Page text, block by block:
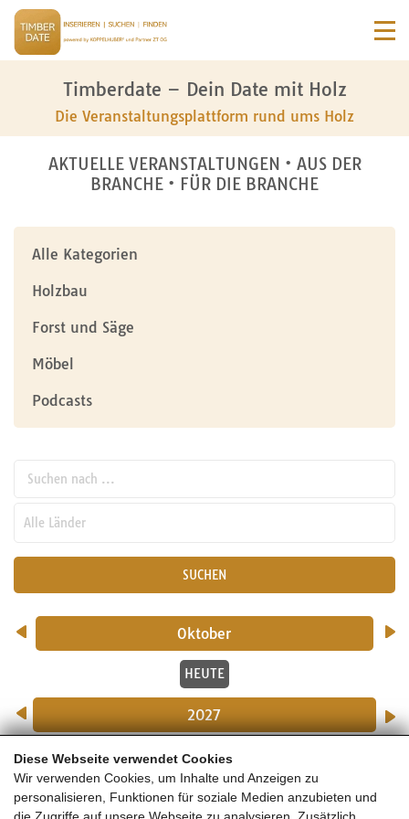
Diese Webseite verwendet Cookies
Wir verwenden Cookies, um Inhalte und Anzeigen zu
personalisieren, Funktionen für soziale Medien anzubieten und
Timberdate – Dein Date mit Holz
Die Veranstaltungsplattform rund ums Holz
AKTUELLE VERANSTALTUNGEN • AUS DER
BRANCHE • FÜR DIE BRANCHE
Alle Kategorien
Holzbau
Forst und Säge
Möbel
Podcasts
SUCHEN
Oktober
HEUTE
2027
Oktober 2027
1 Veranstaltungen